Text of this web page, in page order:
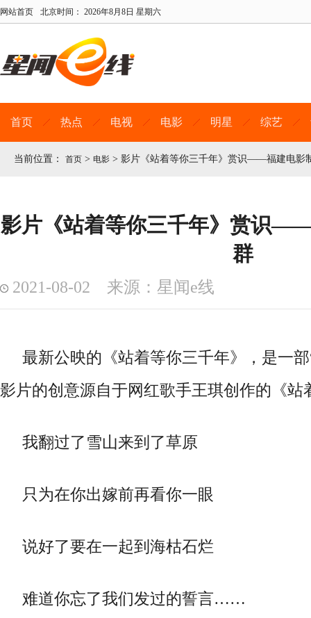
网站首页 北京时间： 2026年8月8日 星期六
首页 热点 电视 电影 明星 综艺
当前位置： 首页 > 电影 > 影片《站着等你三千年》赏识——福建电影
影片《站着等你三千年》赏识
群
2021-08-02 来源：星闻e线
最新公映的《站着等你三千年》，是一部
影片的创意源自于网红歌手王琪创作的《站
我翻过了雪山来到了草原
只为在你出嫁前再看你一眼
说好了要在一起到海枯石烂
难道你忘了我们发过的誓言……